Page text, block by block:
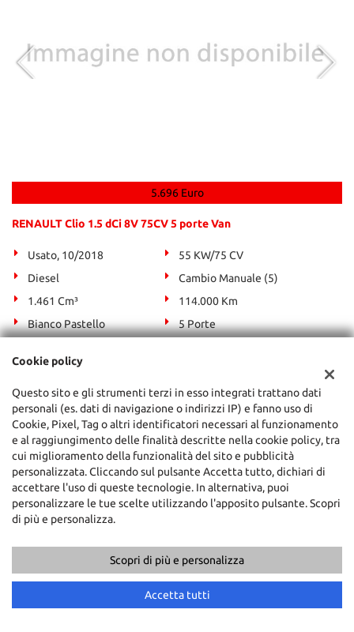
5.696 Euro
RENAULT Clio 1.5 dCi 8V 75CV 5 porte Van
Usato, 10/2018
55 KW/75 CV
Diesel
Cambio Manuale (5)
1.461 Cm³
114.000 Km
Bianco Pastello
5 Porte
Alzacristalli elettrici, Antifurto, Autoradio, Bluetooth, Chiusura
Climatizzatore, Controllo trazione, Cronologia tagliandi, Cruise
Control, ESP, Fendinebbia, Filtro antiparticolato, Immobilizzatore
elettronico, Luce d'ambiente, Luci diurne LED, Marmitta catalitica,
Monitoraggio pressione pneumatici, MP3, Servosterzo, Sound
system, Specchietti laterali elettrici, USB, Vivavoce, Volante
multifunzione
I NOSTRI SERVIZI
Cookie policy
Questo sito e gli strumenti terzi in esso integrati trattano dati
personali (es. dati di navigazione o indirizzi IP) e fanno uso di
Cookie, Pixel, Tag o altri identificatori necessari al funzionamento
e al raggiungimento delle finalità descritte nella cookie policy, tra
cui miglioramento della funzionalità del sito e pubblicità
personalizzata. Cliccando sul pulsante Accetta tutto, dichiari di
accettare l'uso di queste tecnologie. In alternativa, puoi
personalizzare le tue scelte utilizzando l'apposito pulsante. Scopri
di più e personalizza.
Scopri di più e personalizza
Accetta tutti